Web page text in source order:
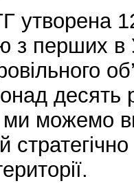
утворена
з перших в
десять
ми можемо